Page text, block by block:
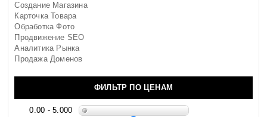
Создание Магазина
Карточка Товара
Обработка Фото
Продвижение SEO
Аналитика Рынка
Продажа Доменов
ФИЛЬТР ПО ЦЕНАМ
0.00 - 5.000